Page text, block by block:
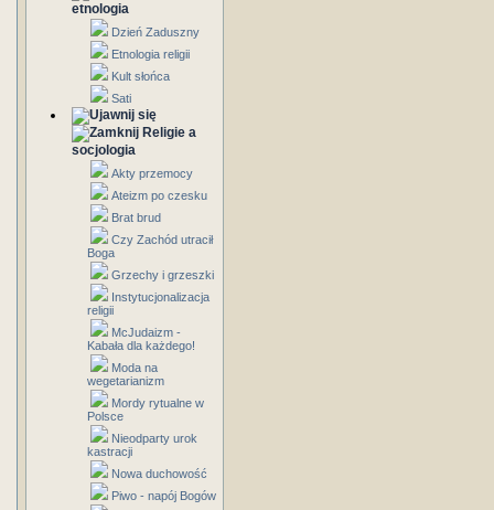
etnologia
Dzień Zaduszny
Etnologia religii
Kult słońca
Sati
Religie a
socjologia
Akty przemocy
Ateizm po czesku
Brat brud
Czy Zachód utracił
Boga
Grzechy i grzeszki
Instytucjonalizacja
religii
McJudaizm -
Kabała dla każdego!
Moda na
wegetarianizm
Mordy rytualne w
Polsce
Nieodparty urok
kastracji
Nowa duchowość
Piwo - napój Bogów